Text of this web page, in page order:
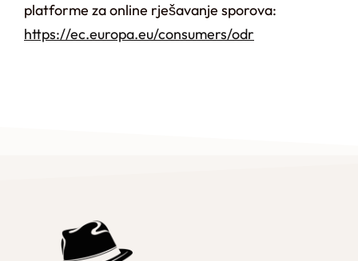
platforme za online rješavanje sporova:
https://ec.europa.eu/consumers/odr